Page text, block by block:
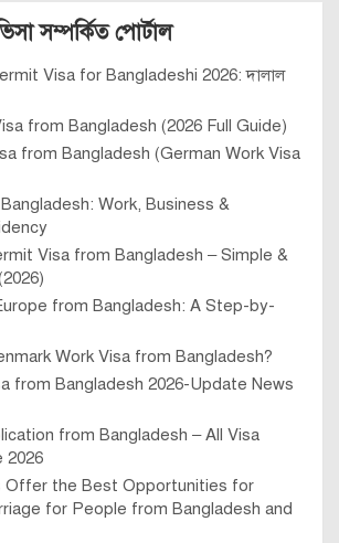
সম্পর্কিত পোর্টাল
Visa for Bangladeshi 2026: দালাল
from Bangladesh (2026 Full Guide)
from Bangladesh (German Work Visa
Work, Business &
Visa from Bangladesh – Simple &
from Bangladesh: A Step-by-
Work Visa from Bangladesh?
from Bangladesh 2026-Update News
from Bangladesh – All Visa
2026
Offer the Best Opportunities for
for People from Bangladesh and